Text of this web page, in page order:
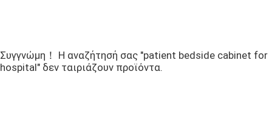
Συγγνώμη！ Η αναζήτησή σας "patient bedside cabinet for
hospital" δεν ταιριάζουν προϊόντα.